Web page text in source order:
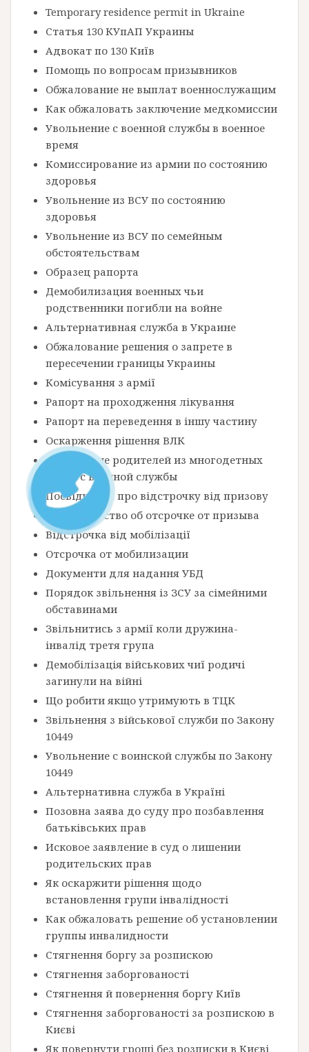
Temporary residence permit in Ukraine
Статья 130 КУпАП Украины
Адвокат по 130 Київ
Помощь по вопросам призывников
Обжалование не выплат военнослужащим
Как обжаловать заключение медкомиссии
Увольнение с военной службы в военное
время
Комиссирование из армии по состоянию
здоровья
Увольнение из ВСУ по состоянию
здоровья
Увольнение из ВСУ по семейным
обстоятельствам
Образец рапорта
Демобилизация военных чьи
родственники погибли на войне
Альтернативная служба в Украине
Обжалование решения о запрете в
пересечении границы Украины
Комісування з армії
Рапорт на проходження лікування
Рапорт на переведення в іншу частину
Оскарження рішення ВЛК
Увольнение родителей из многодетных
семей с военной службы
Посвідчення про відстрочку від призову
Свидетельство об отсрочке от призыва
Відстрочка від мобілізації
Отсрочка от мобилизации
Документи для надання УБД
Порядок звільнення із ЗСУ за сімейними
обставинами
Звільнитись з армії коли дружина-
інвалід третя група
Демобілізація військових чиї родичі
загинули на війні
Що робити якщо утримують в ТЦК
Звільнення з військової служби по Закону
10449
Увольнение с воинской службы по Закону
10449
Альтернативна служба в Україні
Позовна заява до суду про позбавлення
батьківських прав
Исковое заявление в суд о лишении
родительских прав
Як оскаржити рішення щодо
встановлення групи інвалідності
Как обжаловать решение об установлении
группы инвалидности
Стягнення боргу за розпискою
Стягнення заборгованості
Стягнення й повернення боргу Київ
Стягнення заборгованості за розпискою в
Києві
Як повернути гроші без розписки в Києві